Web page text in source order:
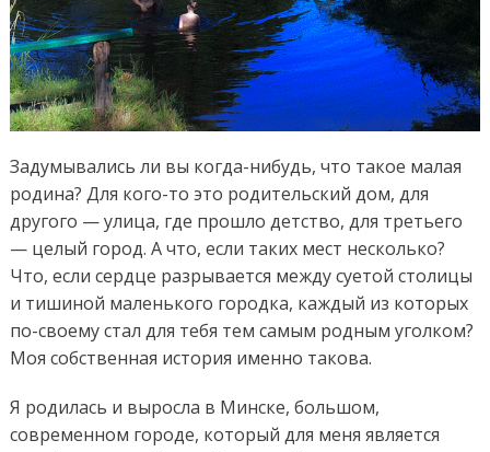
Задумывались ли вы когда-нибудь, что такое малая
родина? Для кого-то это родительский дом, для
другого — улица, где прошло детство, для третьего
— целый город. А что, если таких мест несколько?
Что, если сердце разрывается между суетой столицы
и тишиной маленького городка, каждый из которых
по-своему стал для тебя тем самым родным уголком?
Моя собственная история именно такова.
Я родилась и выросла в Минске, большом,
современном городе, который для меня является